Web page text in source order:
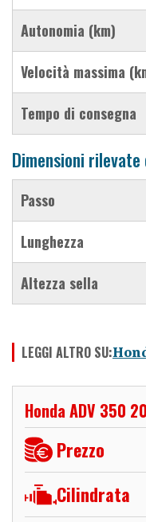
Autonomia (km)
Velocità massima
Tempo di consegna
Dimensioni rilevate
Passo
Lunghezza
Altezza sella
LEGGI ALTRO SU:
Honda ADV 350
Prezzo
Cilindrata